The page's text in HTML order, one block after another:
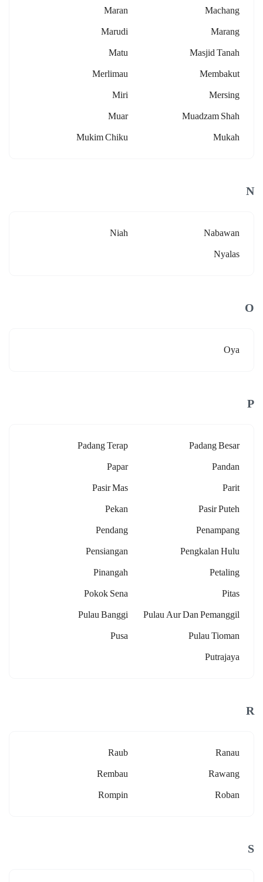
Machang
Maran
Marang
Marudi
Masjid Tanah
Matu
Membakut
Merlimau
Mersing
Miri
Muadzam Shah
Muar
Mukah
Mukim Chiku
N
Nabawan
Niah
Nyalas
O
Oya
P
Padang Besar
Padang Terap
Pandan
Papar
Parit
Pasir Mas
Pasir Puteh
Pekan
Penampang
Pendang
Pengkalan Hulu
Pensiangan
Petaling
Pinangah
Pitas
Pokok Sena
Pulau Aur Dan Pemanggil
Pulau Banggi
Pulau Tioman
Pusa
Putrajaya
R
Ranau
Raub
Rawang
Rembau
Roban
Rompin
S